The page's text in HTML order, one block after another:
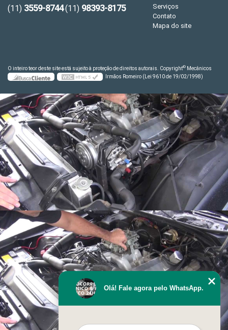
(11) 3559-8744(11) 98393-8175
Serviços
Contato
Mapa do site
O inteiro teor deste site está sujeito à proteção de direitos autorais. Copyright© Mecânicos
Irmãos Romeiro (Lei 9610 de 19/02/1998)
Olá! Fale agora pelo WhatsApp.